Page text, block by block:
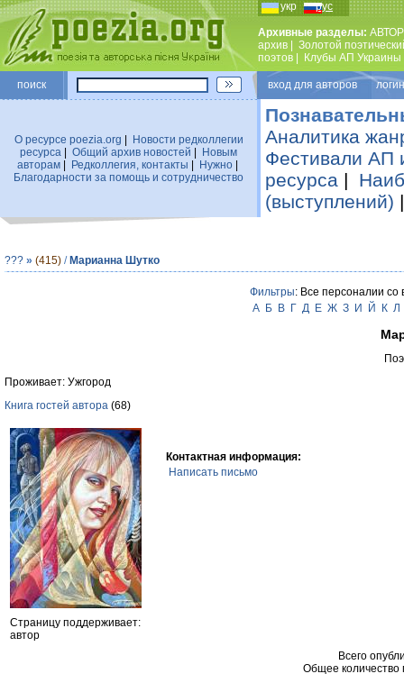
укр рус
Архивные разделы:
архив
Золотой
поэтов
Клубы АП Украины
поиск вход для авторов
О ресурсе poezia.org
Новости редколлегии
ресурса
Общий архив новостей
Новым
авторам| Редколлегия, контакты Нужно|
Благодарности за помощь и сотрудничество
Аналитика
Фестивали АП
ресурса |
(выступлений)
??? » (415) / Марианна Шутко
Фильтры: Все персоналии со
А
Б В Г Д Е Ж З И Й К Л
Проживает: Ужгород
Книга гостей автора (68)
Страницу поддерживает:
автор
Контактная информация:
Написать письмо
Всего
Общее количество